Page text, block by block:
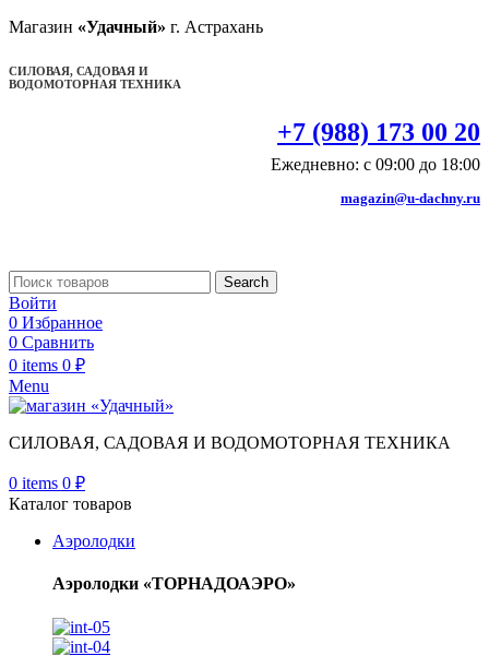
Магазин «Удачный» г. Астрахань
СИЛОВАЯ, САДОВАЯ И
ВОДОМОТОРНАЯ ТЕХНИКА
+7 (988) 173 00 20
Ежедневно: с 09:00 до 18:00
magazin@u-dachny.ru
Search
Войти
0 Избранное
0 Сравнить
0 items 0 ₽
Menu
СИЛОВАЯ, САДОВАЯ И ВОДОМОТОРНАЯ ТЕХНИКА
0 items 0 ₽
Каталог товаров
Аэролодки
Аэролодки «ТОРНАДОАЭРО»